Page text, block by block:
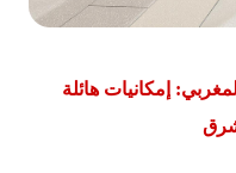
إمكانيات هائلة